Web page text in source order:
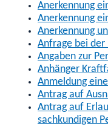
Anerkennung
Anerkennung
Anerkennung
Anfrage bei
Angaben zur
Anhänger
Anmeldung
Antrag auf
Antrag auf
sachkundigen